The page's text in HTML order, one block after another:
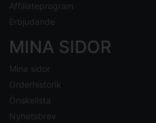
Affiliateprogram
Erbjudande
MINA SIDOR
Mina sidor
Orderhistorik
Önskelista
Nyhetsbrev